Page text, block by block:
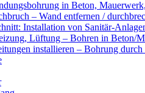
in Beton,
– Wand entfernen /
Installation von Sanitär-
Lüftung – Bohren in Beton/
installieren – Bohrung